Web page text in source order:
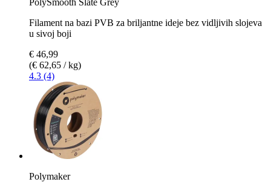
Filament na bazi PVB za briljantne ideje bez vidljivih slojeva
u sivoj boji
€ 46,99
(€ 62,65 / kg)
4.3 (4)
Polymaker